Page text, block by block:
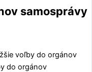
samosprávy
voľby do orgánov
do orgánov